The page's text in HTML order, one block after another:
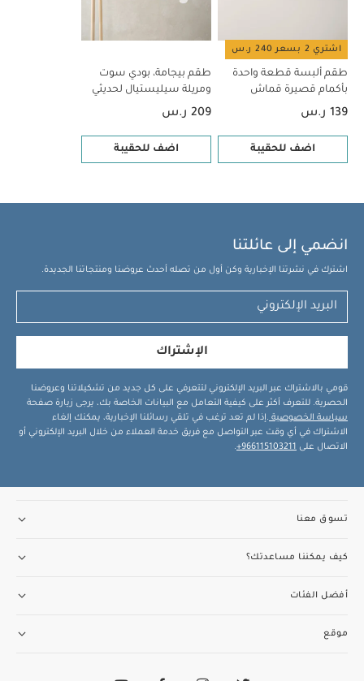
اشتري 2 بسعر 240 ر.س
طقم ألبسة قطعة واحدة
بأكمام قصيرة قماش
عضوي بلون أبيض - 5 قطع
139 ر.س
اضف للحقيبة
طقم بيجامة، بودي سوت
ومريلة سيليستيال لحديثي
الولادة، 5 قطع
209 ر.س
اضف للحقيبة
انضمي إلى عائلتنا
اشترك في نشرتنا الإخبارية وكن أول من تصله أحدث عروضنا ومنتجاتنا الجديدة.
الإشتراك
قومي بالاشتراك عبر البريد الإلكتروني لتتعرفي على كل جديد من تشكيلاتنا وعروضنا
الحصرية. للتعرف أكثر على كيفية التعامل مع البيانات الخاصة بك، يرجى زيارة صفحة
سياسة الخصوصية.إذا لم تعد ترغب في تلقي رسائلنا الإخبارية، يمكنك إلغاء
الاشتراك في أي وقت عبر التواصل مع فريق خدمة العملاء من خلال البريد الإلكتروني أو
الاتصال على 966115103211+
.
تسوق معنا
كيف يمكننا مساعدتك؟
أفضل الفئات
موقع